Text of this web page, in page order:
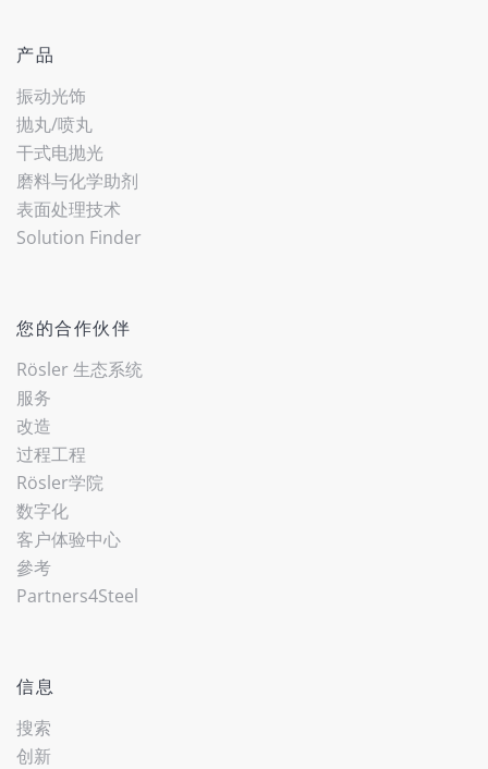
产品
振动光饰
抛丸/喷丸
干式电抛光
磨料与化学助剂
表面处理技术
Solution Finder
您的合作伙伴
Rösler 生态系统
服务
改造
过程工程
Rösler学院
数字化
客户体验中心
參考
Partners4Steel
信息
搜索
创新